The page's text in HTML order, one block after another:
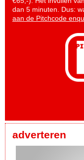
dan 5 minuten. Dus:
aan de Pitchcode
adverteren